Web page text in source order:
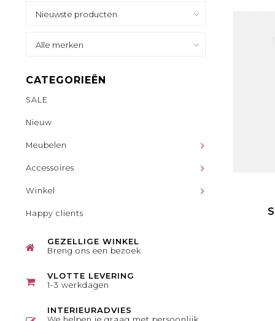
CATEGORIEËN
SALE
Nieuw
Meubelen
Accessoires
Winkel
Happy clients
GEZELLIGE WINKEL
Breng ons een bezoek
VLOTTE LEVERING
1-3 werkdagen
INTERIEURADVIES